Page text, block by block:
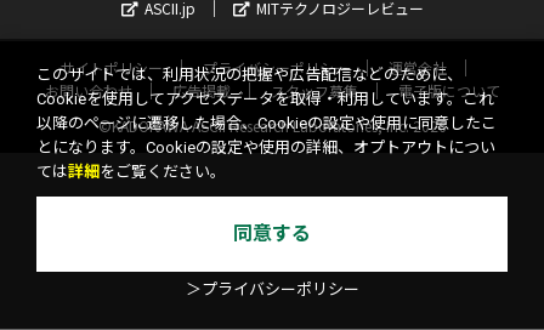
ASCII.jp
MITテクノロジーレビュー
サイトポリシー プライバシーポリシー
運営会社
お問い合わせ
広告掲載 スタッフ募集
電子版について
©KADOKAWA ASCII Research Laboratories, Inc. 2026
このサイトでは、利用状況の把握や広告配信などのために、
Cookieを使用してアクセスデータを取得・利用しています。これ
以降のページに遷移した場合、Cookieの設定や使用に同意したこ
とになります。Cookieの設定や使用の詳細、オプトアウトについ
ては詳細 をご覧ください。
同意する
＞プライバシーポリシー